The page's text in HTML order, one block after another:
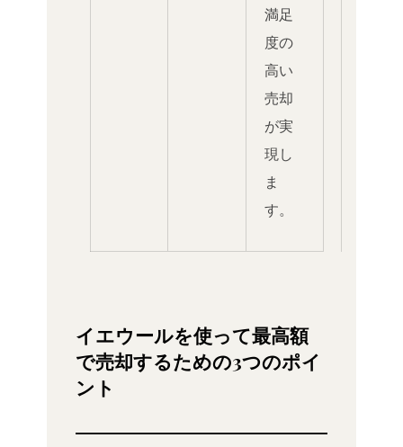
満足
度の
高い
売却
が実
現し
ま
す。
イエウールを使って最高額
で売却するための3つのポイ
ント